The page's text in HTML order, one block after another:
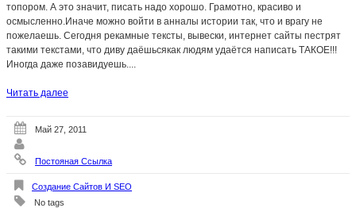
топором. А это значит, писать надо хорошо. Грамотно, красиво и
осмысленно.Иначе можно войти в анналы истории так, что и врагу не
пожелаешь. Сегодня рекамные тексты, вывески, интернет сайты пестрят
такими текстами, что диву даёшьсякак людям удаётся написать ТАКОЕ!!!
Иногда даже позавидуешь....
Читать далее
Май 27, 2011
Постояная Ссылка
Создание Сайтов И SEO
No tags